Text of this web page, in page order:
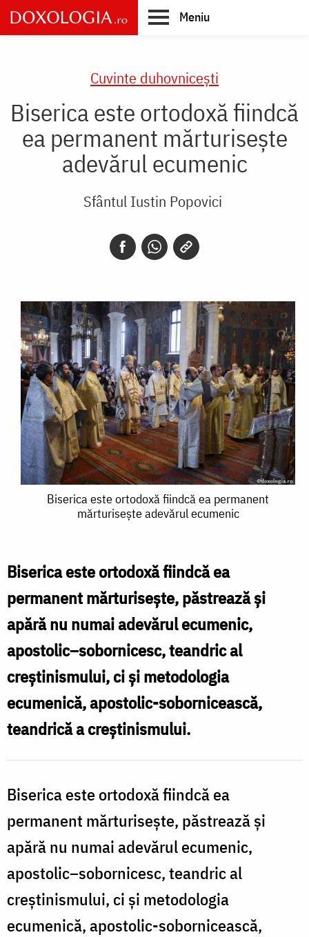
Skip
to
main
Meniu
Cuvinte duhovnicești
Biserica este ortodoxă fiindcă
ea permanent mărturiseşte
adevărul ecumenic
Sfântul Iustin Popovici
Biserica
fiindcă
ea
permanent
mărturiseşte
adevărul
ecumenic
Biserica este ortodoxă fiindcă ea permanent
mărturiseşte adevărul ecumenic
Biserica este ortodoxă fiindcă ea
permanent mărturiseşte, păstrează şi
apără nu numai adevărul ecumenic,
apostolic–sobornicesc, teandric al
creştinismului, ci şi metodologia
ecumenică, apostolic-sobornicească,
teandrică a creştinismului.
Biserica este ortodoxă fiindcă ea
permanent mărturiseşte, păstrează şi
apără nu numai adevărul ecumenic,
apostolic–sobornicesc, teandric al
creştinismului, ci şi metodologia
ecumenică, apostolic-sobornicească,